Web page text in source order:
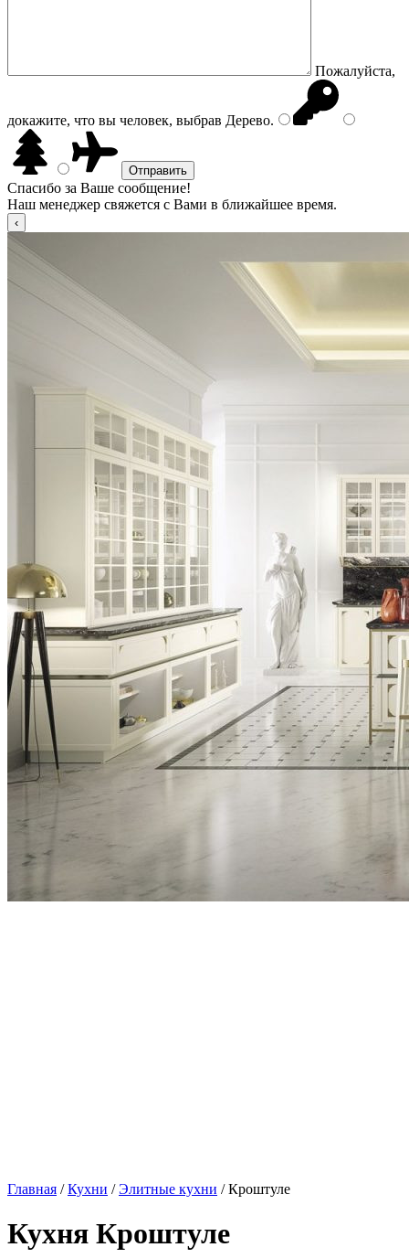
Пожалуйста,
докажите, что вы человек, выбрав Дерево.
Спасибо за Ваше сообщение!
Наш менеджер свяжется с Вами в ближайшее время.
Главная /Кухни /Элитные кухни / Кроштуле
Кухня Кроштуле